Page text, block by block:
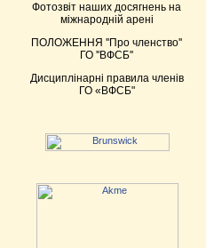
Фотозвіт наших досягнень на
міжнародній арені
ПОЛОЖЕННЯ ''Про членство''
ГО ''ВФСБ''
Дисциплінарні правила членів
ГО «ВФСБ"